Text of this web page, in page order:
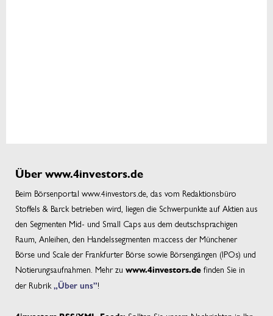
Über www.4investors.de
Beim Börsenportal www.4investors.de, das vom Redaktionsbüro
Stoffels & Barck betrieben wird, liegen die Schwerpunkte auf Aktien aus
den Segmenten Mid- und Small Caps aus dem deutschsprachigen
Raum, Anleihen, den Handelssegmenten m:access der Münchener
Börse und Scale der Frankfurter Börse sowie Börsengängen (IPOs) und
Notierungsaufnahmen. Mehr zu www.4investors.de finden Sie in
der Rubrik „Über uns”!